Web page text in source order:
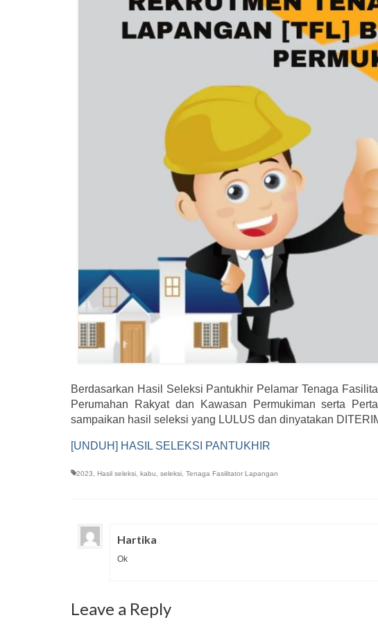
Berdasarkan Hasil Seleksi Pantukhir Pelamar Tenaga
Perumahan Rakyat dan Kawasan Permukiman serta
sampaikan hasil seleksi yang LULUS dan dinyatakan
[UNDUH] HASIL SELEKSI PANTUKHIR
2023 Hasil seleksi kabu seleksi Tenaga Fasilitator Lapangan
Hartika
Ok
Leave a Reply